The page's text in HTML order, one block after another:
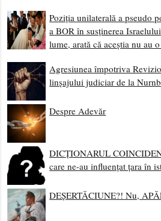
Poziția unilaterală a pseudo
a BOR în susținerea
lume, arată că aceștia nu au
Agresiunea împotriva
linșajului judiciar de la
Despre Adevăr
DICȚIONARUL
care ne-au influențat țara în
DEȘERTĂCIUNE?! Nu,